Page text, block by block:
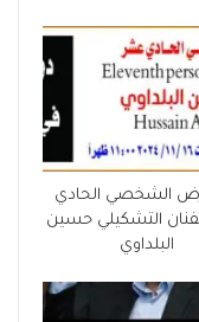
الشخصي الحادي
التشكيلي حسين
البلداوي